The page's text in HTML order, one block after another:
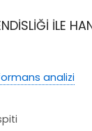
ILE
analizi